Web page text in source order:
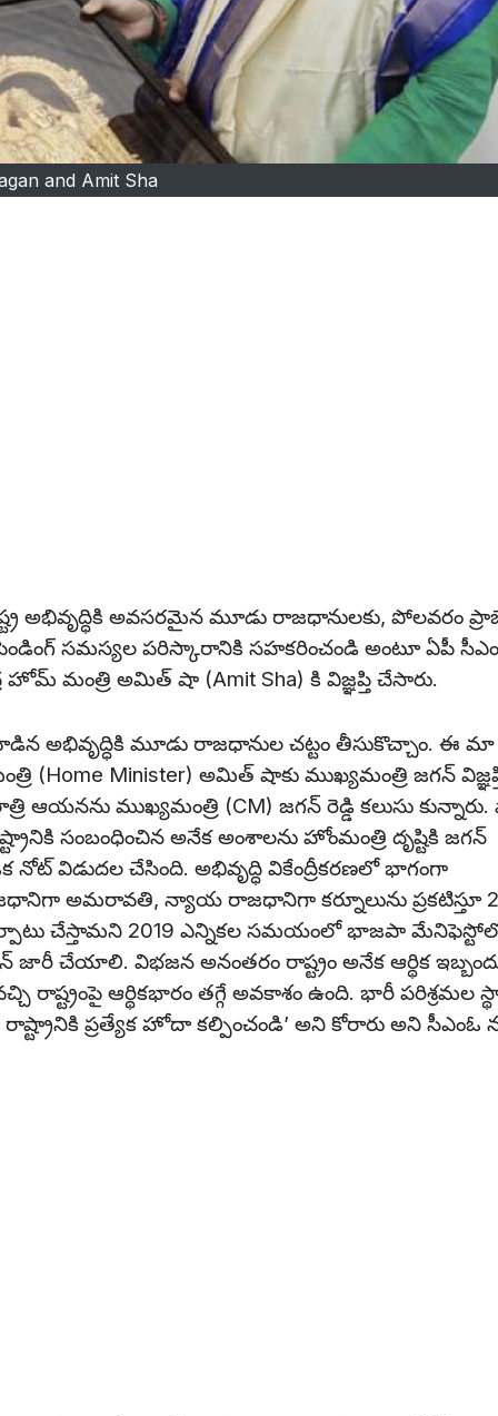
and Amit Sha
అభివృద్ధికి అవసరమైన మూడు రాజధానులకు, పోలవరం
సమస్యల పరిస్కారానికి సహకరించండి అంటూ ఏపీ సీఎం
హోమ్ మంత్రి అమిత్ షా (Amit Sha) కి విజ్ఞప్తి చేసారు.
అభివృద్ధికి మూడు రాజధానుల చట్టం తీసుకొచ్చాం. ఈ మా
(Home Minister) అమిత్‌ షాకు ముఖ్యమంత్రి జగన్‌
ముఖ్యమంత్రి (CM) జగన్ రెడ్డి కలుసు
సంబంధించిన అనేక అంశాలను హోంమంత్రి దృష్టికి జగన్
నోట్‌ విడుదల చేసింది. అభివృద్ధి వికేంద్రీకరణలో భాగంగా
అమరావతి, న్యాయ రాజధానిగా కర్నూలును ప్రకటిస్తూ
ఏర్పాటు చేస్తామని 2019 ఎన్నికల సమయంలో భాజపా
జారీ చేయాలి. విభజన అనంతరం రాష్ట్రం అనేక ఆర్థిక
వచ్చి రాష్ట్రంపై ఆర్థికభారం తగ్గే అవకాశం ఉంది. భారీ పరిశ్రమల
ప్రత్యేక హోదా కల్పించండి’ అని కోరారు అని సీఎంఓ